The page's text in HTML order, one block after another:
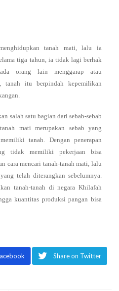
tanah mati, lalu ia
tiga tahun, ia tidak lagi berhak
orang lain menggarap atau
tanah itu berpindah kepemilikan
salah satu bagian dari sebab-sebab
mati merupakan sebab yang
tanah. Dengan penerapan
tidak memiliki pekerjaan bisa
cara mencari tanah-tanah mati, lalu
telah diterangkan sebelumnya.
tanah-tanah di negara Khilafah
kuantitas produksi pangan bisa
Share on Twitter